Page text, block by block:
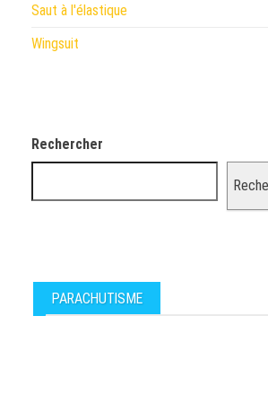
Saut à l'élastique
Wingsuit
Rechercher
PARACHUTISME